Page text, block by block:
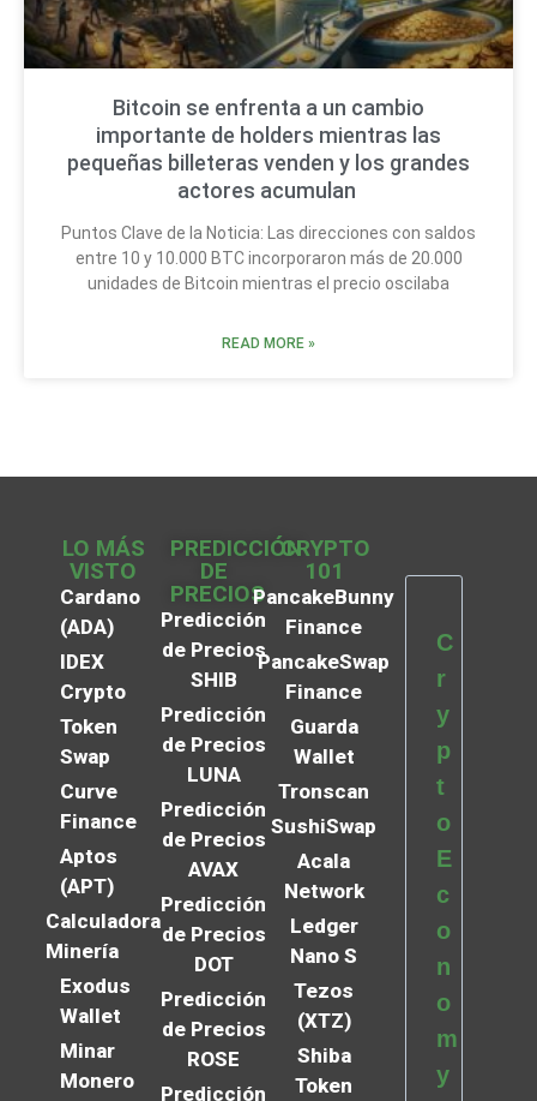
Bitcoin se enfrenta a un cambio
importante de holders mientras las
pequeñas billeteras venden y los grandes
actores acumulan
Puntos Clave de la Noticia: Las direcciones con saldos
entre 10 y 10.000 BTC incorporaron más de 20.000
unidades de Bitcoin mientras el precio oscilaba
READ MORE »
LO MÁS
VISTO
Cardano
(ADA)
IDEX
Crypto
Token
Swap
Curve
Finance
Aptos
(APT)
Calculadora
Minería
Exodus
Wallet
Minar
Monero
PREDICCIÓN
DE
PRECIOS
Predicción
de Precios
SHIB
Predicción
de Precios
LUNA
Predicción
de Precios
AVAX
Predicción
de Precios
DOT
Predicción
de Precios
ROSE
Predicción
CRYPTO
101
PancakeBunny
Finance
PancakeSwap
Finance
Guarda
Wallet
Tronscan
SushiSwap
Acala
Network
Ledger
Nano S
Tezos
(XTZ)
Shiba
Token
C
r
y
p
t
o
E
c
o
n
o
m
y